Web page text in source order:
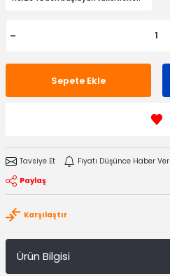
Sepete Ekle
Tavsiye Et
Fiyatı Düşünce Haber Ver
Paylaş
Karşılaştır
Ürün Bilgisi